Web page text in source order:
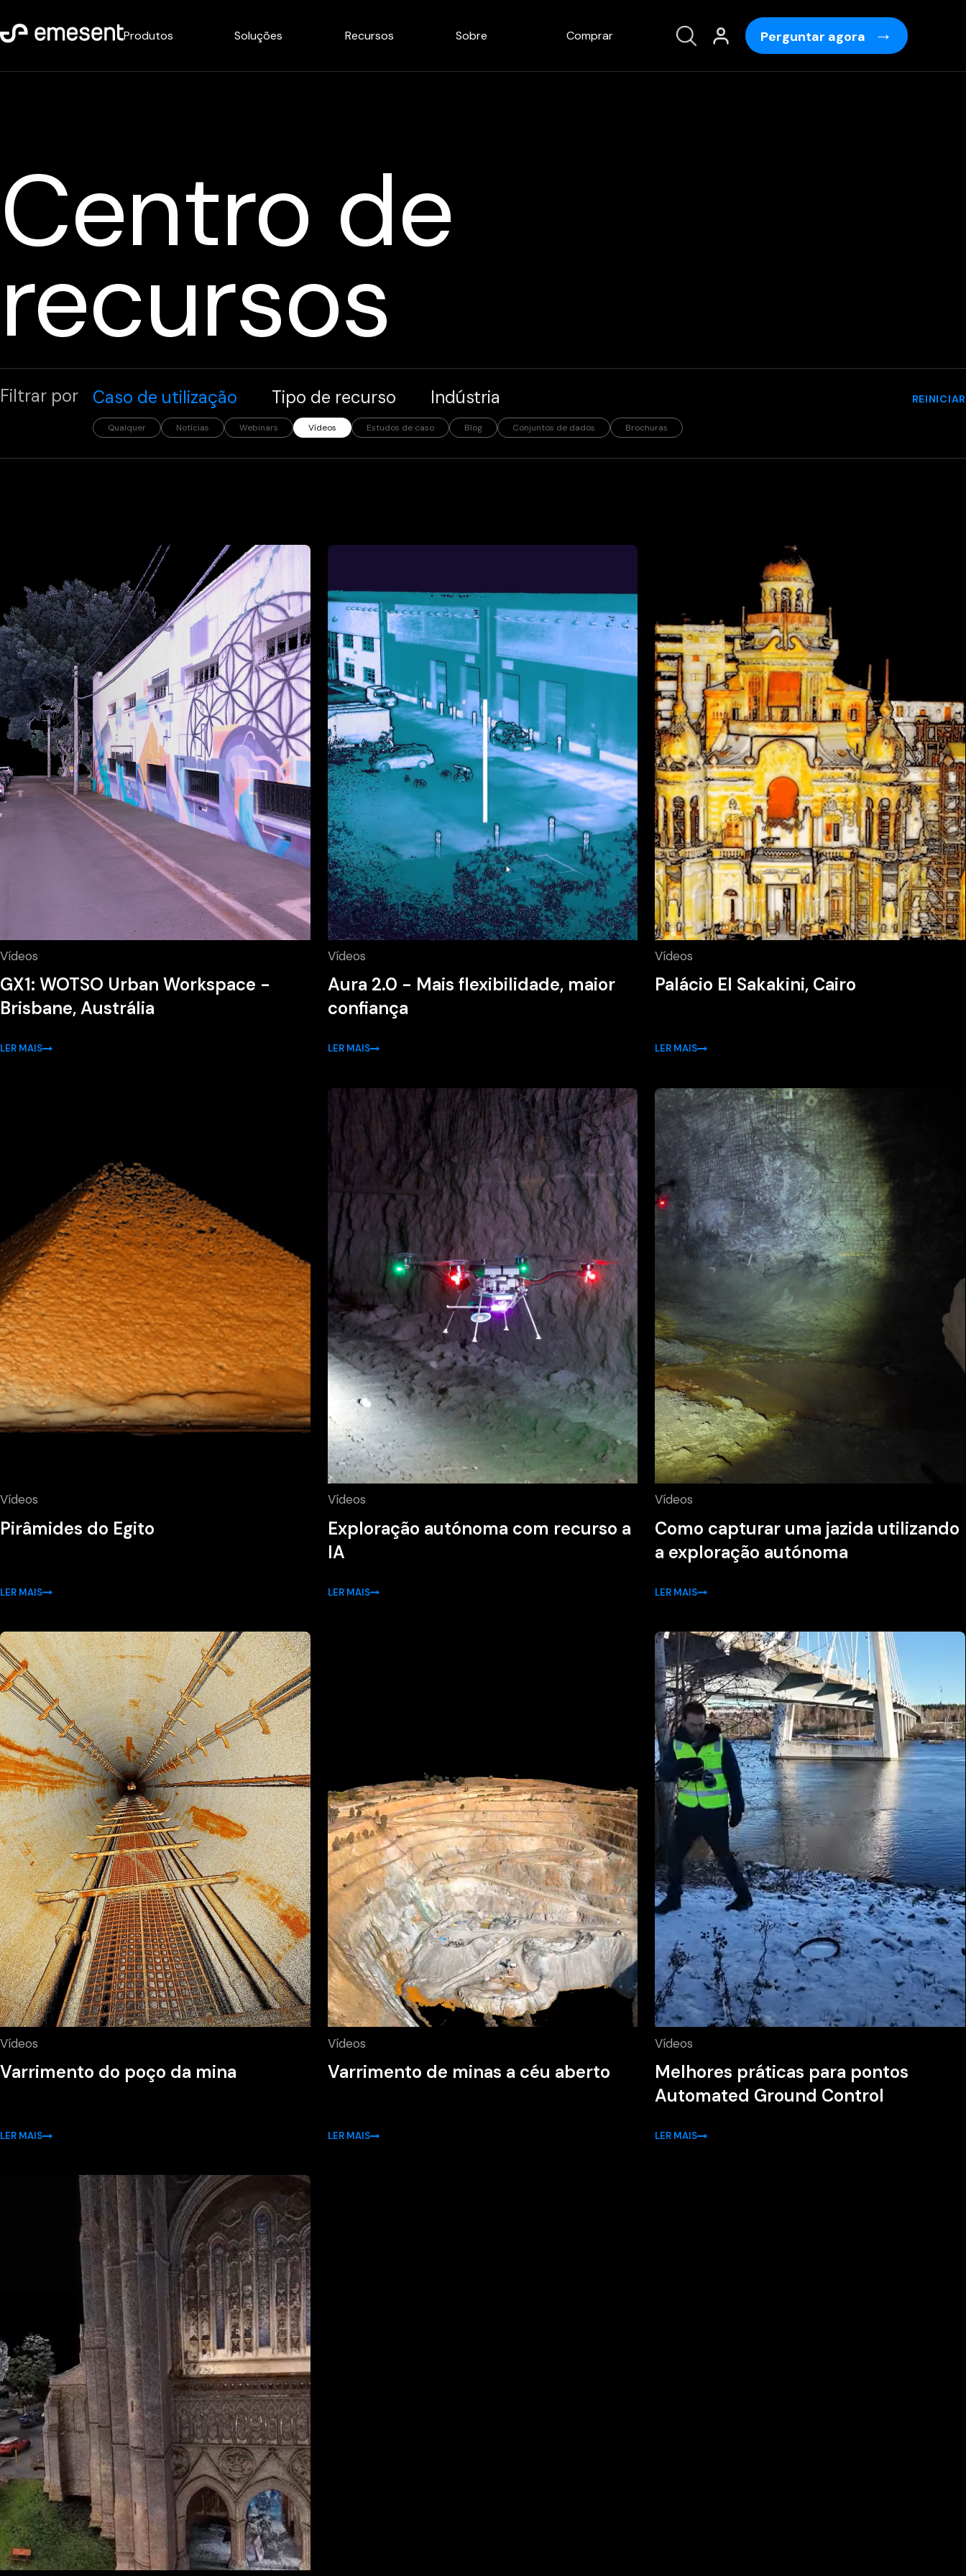
Produtos Soluções Recursos Sobre Comprar Perguntar agora
Centro de
recursos
Filtrar por Caso de utilização Tipo de recurso Indústria
Qualquer Notícias Webinars Vídeos Estudos de caso Blog Conjuntos de dados Brochuras
REINICIAR
Vídeos
GX1: WOTSO Urban Workspace -
Brisbane, Austrália
LER MAIS
Vídeos
Aura 2.0 - Mais flexibilidade, maior
confiança
LER MAIS
Vídeos
Palácio El Sakakini, Cairo
LER MAIS
Vídeos
Pirâmides do Egito
LER MAIS
Vídeos
Exploração autónoma com recurso a
IA
LER MAIS
Vídeos
Como capturar uma jazida utilizando
a exploração autónoma
LER MAIS
Vídeos
Varrimento do poço da mina
LER MAIS
Vídeos
Varrimento de minas a céu aberto
LER MAIS
Vídeos
Melhores práticas para pontos
Automated Ground Control
LER MAIS